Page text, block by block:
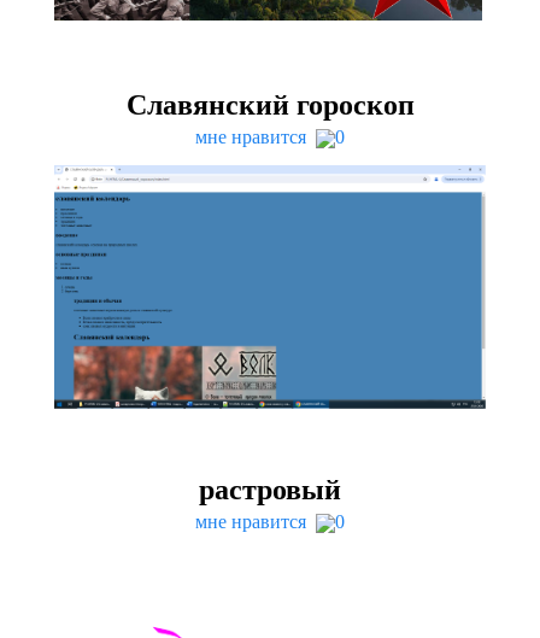
Славянский гороскоп
мне нравится 0
растровый
мне нравится 0